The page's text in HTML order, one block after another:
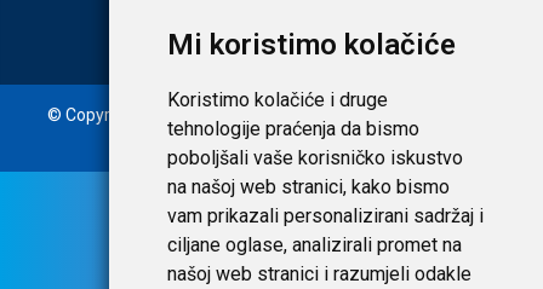
Mi koristimo kolačiće
Koristimo kolačiće i druge
tehnologije praćenja da bismo
poboljšali vaše korisničko iskustvo
na našoj web stranici, kako bismo
vam prikazali personalizirani sadržaj i
ciljane oglase, analizirali promet na
našoj web stranici i razumjeli odakle
© Copyright 2020. Laudato d.o.o. | Tečaj konverzije: 1 EUR =
7,53450 HRK | Uvjeti i privatnost